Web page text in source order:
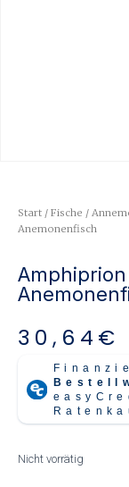
Start / Fische /
Anemonenfisch
30,64 €
Nicht vorrätig